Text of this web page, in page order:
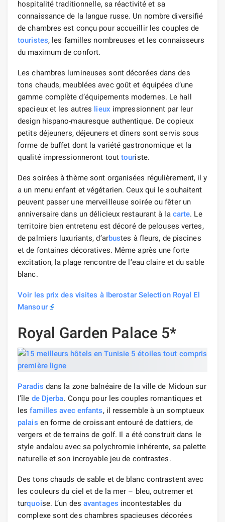
hospitalité traditionnelle, sa réactivité et sa
connaissance de la langue russe. Un nombre diversifié
de chambres est conçu pour accueillir les couples de
touristes, les familles nombreuses et les connaisseurs
du maximum de confort.
Les chambres lumineuses sont décorées dans des
tons chauds, meublées avec goût et équipées d’une
gamme complète d’équipements modernes. Le hall
spacieux et les autres lieux impressionnent par leur
design hispano-mauresque authentique. De copieux
petits déjeuners, déjeuners et dîners sont servis sous
forme de buffet dont la variété gastronomique et la
qualité impressionneront touttouriste.
Des soirées à thème sont organisées régulièrement, il y
a un menu enfant et végétarien. Ceux qui le souhaitent
peuvent passer une merveilleuse soirée ou fêter un
anniversaire dans un délicieux restaurant à la carte. Le
territoire bien entretenu est décoré de pelouses vertes,
de palmiers luxuriants, d’arbustes à fleurs, de piscines
et de fontaines décoratives. Même après une forte
excitation, la plage rencontre de l’eau claire et du sable
blanc.
Voir les prix des visites à Iberostar Selection Royal El
Mansour
Royal Garden Palace 5*
Paradis dans la zone balnéaire de la ville de Midoun sur
l’île de Djerba. Conçu pour les couples romantiques et
lesfamilles avec enfants, il ressemble à un somptueux
palais en forme de croissant entouré de dattiers, de
vergers et de terrains de golf. Il a été construit dans le
style andalou avec sa polychromie inhérente, sa palette
naturelle et son incroyable jeu de contrastes.
Des tons chauds de sable et de blanc contrastent avec
les couleurs du ciel et de la mer – bleu, outremer et
turquoise. L’un desavantages incontestables du
complexe sont des chambres spacieuses décorées